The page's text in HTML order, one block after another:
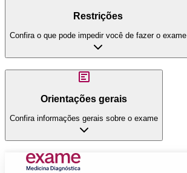
Restrições
Confira o que pode impedir você de fazer o exame
Orientações gerais
Confira informações gerais sobre o exame